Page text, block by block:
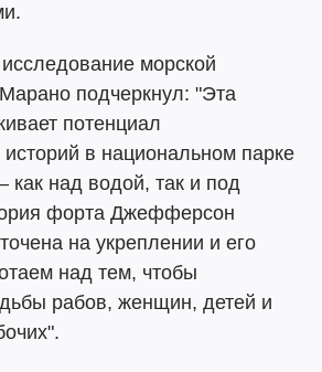
морской
подчеркнул: "Эта
потенциал
историй в национальном парке
как над водой, так и под
форта Джефферсон
на укреплении и его
над тем, чтобы
рабов, женщин, детей и